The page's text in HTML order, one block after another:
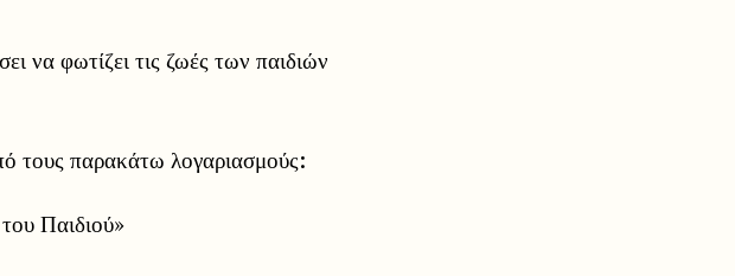
να φωτίζει τις ζωές των παιδιών
τους παρακάτω λογαριασμούς:
Παιδιού»